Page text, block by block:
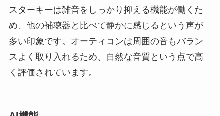
スターキーは雑音をしっかり抑える機能が働くた
め、他の補聴器と比べて静かに感じるという声が
多い印象です。オーティコンは周囲の音もバラン
スよく取り入れるため、自然な音質という点で高
く評価されています。